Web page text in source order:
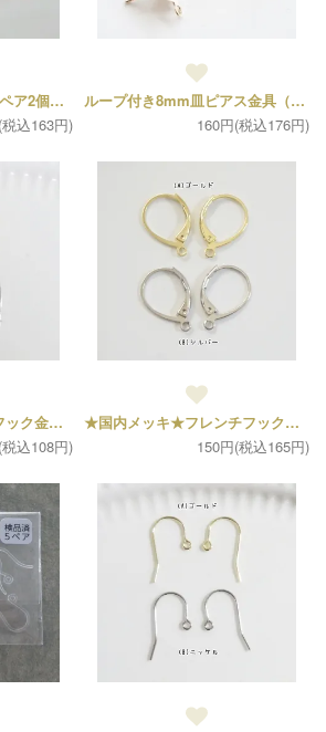
上品なピアスフック（1ペア2個セット）
込163円)
ループ付き8mm皿ピアス金具（2ペア・キャッチ4個、ポスト4個）
160円(税込176円)
★国内メッキ★ピアスフック金具（2ペア4個セット）
込108円)
★国内メッキ★フレンチフックピアス金具（1ペア2個）
150円(税込165円)